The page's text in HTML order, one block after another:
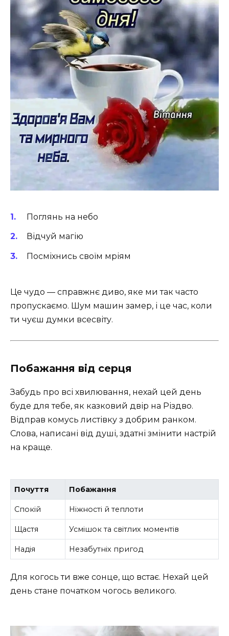
Поглянь на небо
Відчуй магію
Посміхнись своїм мріям
Це чудо — справжнє диво, яке ми так часто
пропускаємо. Шум машин замер, і це час, коли
ти чуєш думки всесвіту.
Побажання від серця
Забудь про всі хвилювання, нехай цей день
буде для тебе, як казковий двір на Різдво. ️
Відправ комусь листівку з добрим ранком.
Слова, написані від душі, здатні змінити настрій
на краще.
Почуття Побажання
Спокій Ніжності й теплоти
Щастя Усмішок та світлих моментів
Надія Незабутніх пригод
Для когось ти вже сонце, що встає. Нехай цей
день стане початком чогось великого.